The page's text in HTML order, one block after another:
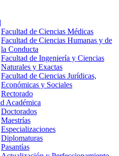
Facultad de Ciencias Médicas
Facultad de Ciencias Humanas y de
la Conducta
Facultad de Ingeniería y Ciencias
Naturales y Exactas
Facultad de Ciencias Jurídicas,
Económicas y Sociales
Rectorado
Académica
Doctorados
Maestrías
Especializaciones
Diplomaturas
Pasantías